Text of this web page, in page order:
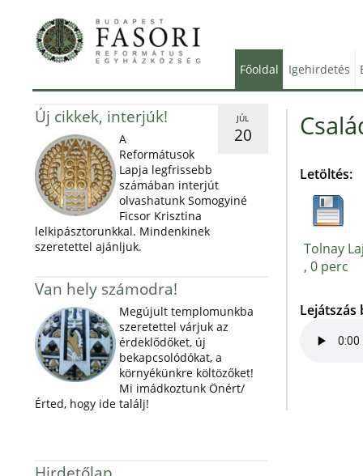
Főoldal Igehirdetés
JÚL
20
Új cikkek, interjúk!
A
Reformátusok
Lapja legfrissebb
számában interjút
olvashatunk Somogyiné
Ficsor Krisztina
lelkipásztorunkkal. Mindenkinek
szeretettel ajánljuk.
Van hely számodra!
Megújult templomunkba
szeretettel várjuk az
érdeklődőket, új
bekapcsolódókat, a
környékünkre költözőket!
Mi imádkoztunk Önért/
Érted, hogy ide találj!
Letöltés:
Tolnay
, 0 perc
Lejátszás